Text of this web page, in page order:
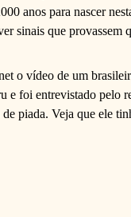
anos para nascer
sinais que provassem
o vídeo de um
e foi entrevistado pelo
piada. Veja que ele